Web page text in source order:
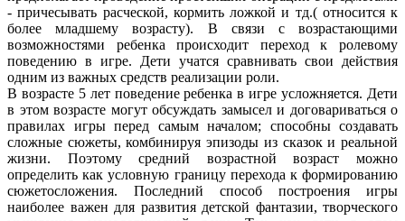
- причесывать расческой, кормить ложкой и тд.( относится к
более младшему возрасту). В связи с возрастающими
возможностями ребенка происходит переход к ролевому
поведению в игре. Дети учатся сравнивать свои действия
одним из важных средств реализации роли.
В возрасте 5 лет поведение ребенка в игре усложняется. Дети
в этом возрасте могут обсуждать замысел и договариваться о
правилах игры перед самым началом; способны создавать
сложные сюжеты, комбинируя эпизоды из сказок и реальной
жизни. Поэтому средний возрастной возраст можно
определить как условную границу перехода к формированию
сюжетосложения. Последний способ построения игры
наиболее важен для развития детской фантазии, творческого